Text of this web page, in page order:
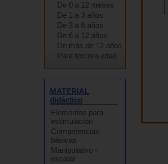
De 0 a 12 meses
De 1 a 3 años
De 3 a 6 años
De 6 a 12 años
De más de 12 años
Para tercera edad
MATERIAL
didáctico
Elementos para
estimulación
Competencias
básicas
Manipulativo -
escolar